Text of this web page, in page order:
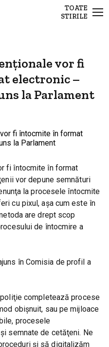
TOATE
STIRILE
vor fi
electronic –
la Parlament
fi întocmite în format
vor depune semnături
la procesele întocmite
cu pixul, aşa cum este în
are drept scop
de întocmire a
în Comisia de profil a
completează procese
obişnuit, sau pe mijloace
procesele
semnate de cetăţeni. Ne
şi să digitalizăm